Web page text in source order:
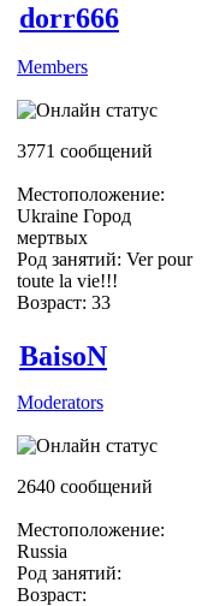
dorr666
Members
3771 сообщений
Местоположение:
Ukraine Город
мертвых
Род занятий: Ver pour
toute la vie!!!
Возраст: 33
BaisoN
Moderators
2640 сообщений
Местоположение:
Russia
Род занятий:
Возраст: